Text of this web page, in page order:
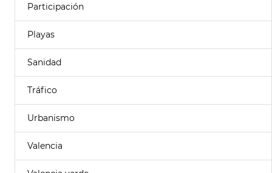
Participación
Playas
Sanidad
Tráfico
Urbanismo
Valencia